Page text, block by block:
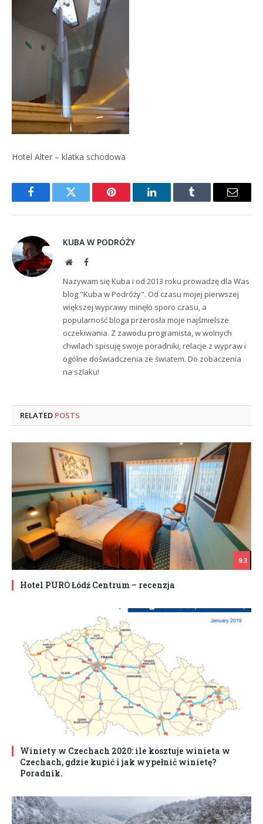
Hotel Alter – klatka schodowa
FacebookTwitter Pinterest LinkedInTumblr Email
KUBA W PODRÓŻY
WebsiteFacebook
Nazywam się Kuba i od 2013 roku prowadzę dla Was
blog "Kuba w Podróży". Od czasu mojej pierwszej
większej wyprawy minęło sporo czasu, a
popularność bloga przerosła moje najśmielsze
oczekiwania. Z zawodu programista, w wolnych
chwilach spisuję swoje poradniki, relacje z wypraw i
ogólne doświadczenia ze światem. Do zobaczenia
na szlaku!
RELATED POSTS
9.3
Hotel PURO Łódź Centrum – recenzja
Winiety w Czechach 2020: ile kosztuje winieta w
Czechach, gdzie kupić i jak wypełnić winietę?
Poradnik.